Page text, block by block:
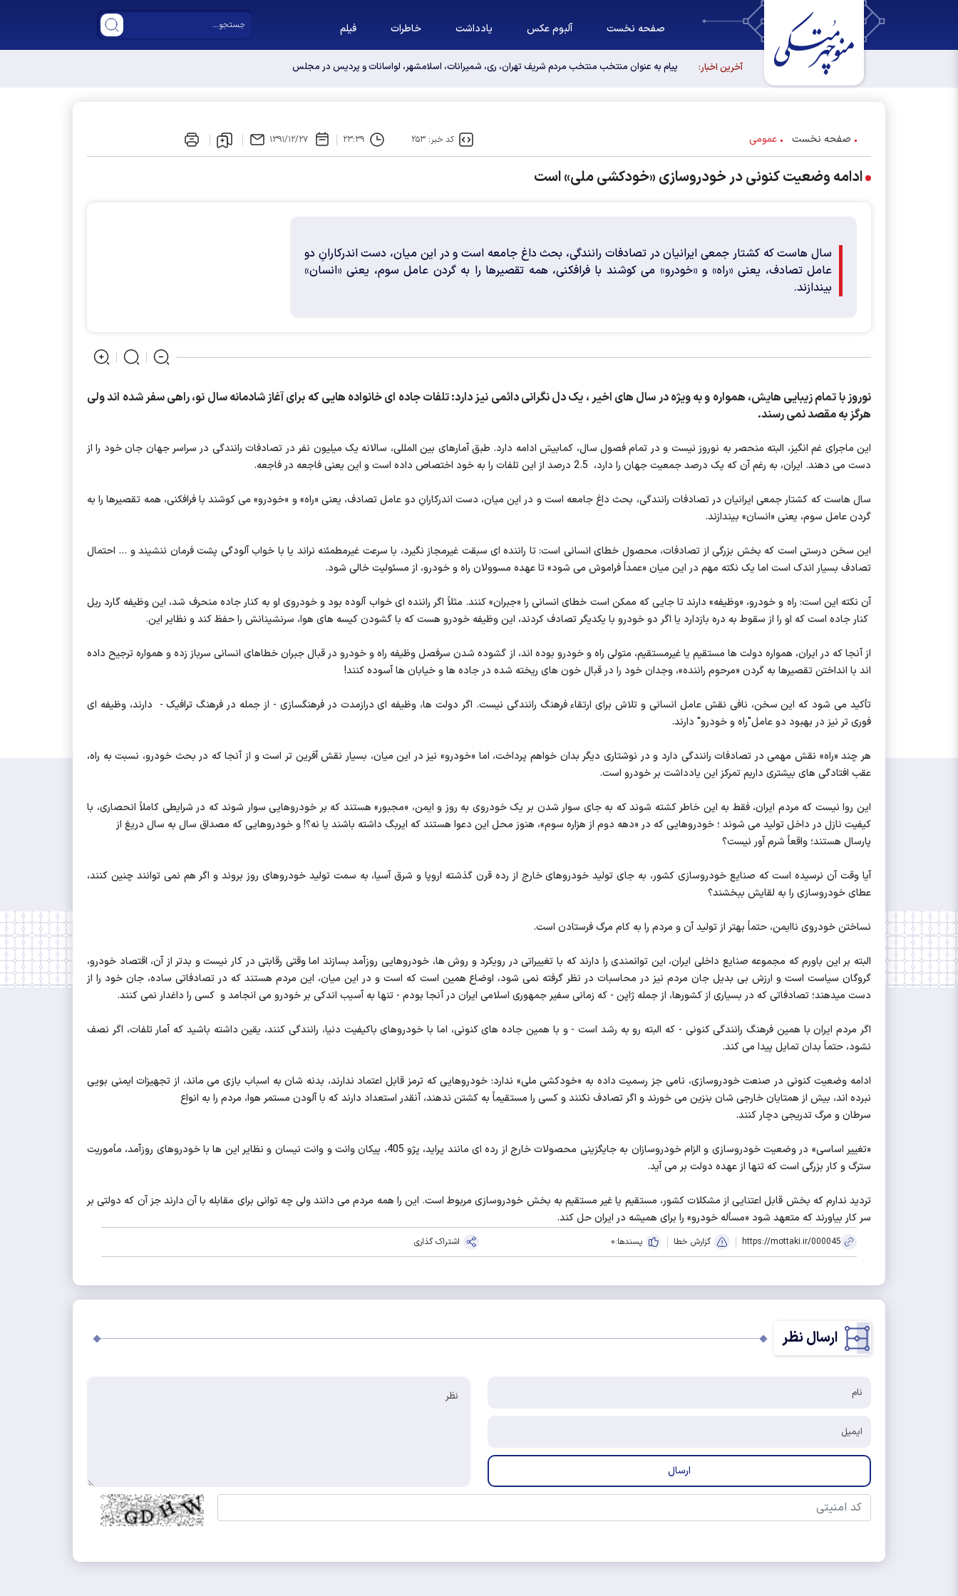
صفحه نخست آلبوم عکس یادداشت خاطرات فیلم
آخرین اخبار: پیام به عنوان منتخب منتخب مردم شریف تهران، ری، شمیرانات، اسلامشهر، لواسانات و پردیس در مجلس دوازدهم
صفحه نخست عمومی کد خبر: ۲۵۳ ۲۳:۳۹ ۱۳۹۱/۱۲/۲۷
ادامه وضعیت کنونی در خودروسازی «خودکشی ملی» است
سال هاست که کشتار جمعی ایرانیان در تصادفات رانندگی، بحث داغ جامعه است و در این میان، دست اندرکارانِ دو
عامل تصادف، یعنی «راه» و «خودرو» می کوشند با فرافکنی، همه تقصیرها را به گردن عامل سوم، یعنی «انسان»
بیندازند.
نوروز با تمام زیبایی هایش، همواره و به ویژه در سال های اخیر ، یک دل نگرانی دائمی نیز دارد: تلفات جاده ای خانواده هایی که برای آغاز شادمانه سال نو، راهی سفر شده اند ولی
هرگز به مقصد نمی رسند.
این ماجرای غم انگیز، البته منحصر به نوروز نیست و در تمام فصول سال، کمابیش ادامه دارد. طبق آمارهای بین المللی، سالانه یک میلیون نفر در تصادفات رانندگی در سراسر جهان جان خود را از
دست می دهند. ایران، به رغم آن که یک درصد جمعیت جهان را دارد، 2.5 درصد از این تلفات را به خود اختصاص داده است و این یعنی فاجعه در فاجعه.
سال هاست که کشتار جمعی ایرانیان در تصادفات رانندگی، بحث داغ جامعه است و در این میان، دست اندرکارانِ دو عامل تصادف، یعنی «راه» و «خودرو» می کوشند با فرافکنی، همه تقصیرها را به
گردن عامل سوم، یعنی «انسان» بیندازند.
این سخن درستی است که بخش بزرگی از تصادفات، محصول خطای انسانی است: تا راننده ای سبقت غیرمجاز نگیرد، با سرعت غیرمطمئنه نراند یا با خواب آلودگی پشت فرمان ننشیند و ... احتمال
تصادف بسیار اندک است اما یک نکته مهم در این میان «عمداً فراموش می شود» تا عهده مسوولان راه و خودرو، از مسئولیت خالی شود.
آن نکته این است: راه و خودرو، «وظیفه» دارند تا جایی که ممکن است خطای انسانی را «جبران» کنند. مثلاً اگر راننده ای خواب آلوده بود و خودروی او به کنار جاده منحرف شد، این وظیفه گارد ریل
کنار جاده است که او را از سقوط به دره بازدارد یا اگر دو خودرو با یکدیگر تصادف کردند، این وظیفه خودرو هست که با گشودن کیسه های هوا، سرنشینانش را حفظ کند و نظایر این.
از آنجا که در ایران، همواره دولت ها مستقیم یا غیرمستقیم، متولی راه و خودرو بوده اند، از گشوده شدن سرفصل وظیفه راه و خودرو در قبال جبران خطاهای انسانی سرباز زده و همواره ترجیح داده
اند با انداختن تقصیرها به گردن «مرحوم راننده»، وجدان خود را در قبال خون های ریخته شده در جاده ها و خیابان ها آسوده کنند!
تأکید می شود که این سخن، نافی نقش عامل انسانی و تلاش برای ارتقاء فرهنگ رانندگی نیست. اگر دولت ها، وظیفه ای درازمدت در فرهنگسازی - از جمله در فرهنگ ترافیک - دارند، وظیفه ای
فوری تر نیز در بهبود دو عامل"راه و خودرو" دارند.
هر چند «راه» نقش مهمی در تصادفات رانندگی دارد و در نوشتاری دیگر بدان خواهم پرداخت، اما «خودرو» نیز در این میان، بسیار نقش آفرین تر است و از آنجا که در بحث خودرو، نسبت به راه،
عقب افتادگی های بیشتری داریم تمرکز این یادداشت بر خودرو است.
این روا نیست که مردم ایران، فقط به این خاطر کشته شوند که به جای سوار شدن بر یک خودروی به روز و ایمن، «مجبور» هستند که بر خودروهایی سوار شوند که در شرایطی کاملاً انحصاری، با
کیفیت نازل در داخل تولید می شوند ؛ خودروهایی که در «دهه دوم از هزاره سوم»، هنوز محل این دعوا هستند که ایربگ داشته باشند یا نه؟! و خودروهایی که مصداق سال به سال دریغ از
پارسال هستند؛ واقعاً شرم آور نیست؟
آیا وقت آن نرسیده است که صنایع خودروسازی کشور، به جای تولید خودروهای خارج از رده قرن گذشته اروپا و شرق آسیا، به سمت تولید خودروهای روز بروند و اگر هم نمی توانند چنین کنند،
عطای خودروسازی را به لقایش ببخشند؟
نساختن خودروی ناایمن، حتماً بهتر از تولید آن و مردم را به کام مرگ فرستادن است.
البته بر این باورم که مجموعه صنایع داخلی ایران، این توانمندی را دارند که با تغییراتی در رویکرد و روش ها، خودروهایی روزآمد بسازند اما وقتی رقابتی در کار نیست و بدتر از آن، اقتصاد خودرو،
گروگان سیاست است و ارزش بی بدیل جان مردم نیز در محاسبات در نظر گرفته نمی شود، اوضاع همین است که است و در این میان، این مردم هستند که در تصادفاتی ساده، جان خود را از
دست میدهند؛ تصادفاتی که در بسیاری از کشورها، از جمله ژاپن - که زمانی سفیر جمهوری اسلامی ایران در آنجا بودم - تنها به آسیب اندکی بر خودرو می انجامد و کسی را داغدار نمی کنند.
اگر مردم ایران با همین فرهنگ رانندگی کنونی - که البته رو به رشد است - و با همین جاده های کنونی، اما با خودروهای باکیفیت دنیا، رانندگی کنند، یقین داشته باشید که آمار تلفات، اگر نصف
نشود، حتماً بدان تمایل پیدا می کند.
ادامه وضعیت کنونی در صنعت خودروسازی، نامی جز رسمیت داده به «خودکشی ملی» ندارد: خودروهایی که ترمز قابل اعتماد ندارند، بدنه شان به اسباب بازی می ماند، از تجهیزات ایمنی بویی
نبرده اند، بیش از همتایان خارجی شان بنزین می خورند و اگر تصادف نکنند و کسی را مستقیماً به کشتن ندهند، آنقدر استعداد دارند که با آلودن مستمر هوا، مردم را به انواع
سرطان و مرگ تدریجی دچار کنند.
«تغییر اساسی» در وضعیت خودروسازی و الزام خودروسازان به جایگزینی محصولات خارج از رده ای مانند پراید، پژو 405، پیکان وانت و وانت نیسان و نظایر این ها با خودروهای روزآمد، مأموریت
سترگ و کار بزرگی است که تنها از عهده دولت بر می آید.
تردید ندارم که بخش قابل اعتنایی از مشکلات کشور، مستقیم یا غیر مستقیم به بخش خودروسازی مربوط است. این را همه مردم می دانند ولی چه توانی برای مقابله با آن دارند جز آن که دولتی بر
سر کار بیاورند که متعهد شود «مسأله خودرو» را برای همیشه در ایران حل کند.
https://mottaki.ir/000045 گزارش خطا پسندها:0 اشتراک گذاری
ارسال نظر